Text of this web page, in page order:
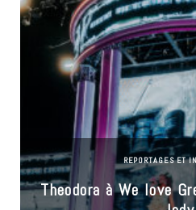
REPORTAGES ET
Theodora à We love